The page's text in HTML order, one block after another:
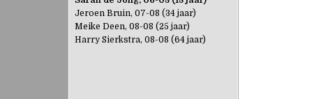
Jeroen Bruin, 07-08 (34 jaar)
Meike Deen, 08-08 (25 jaar)
Harry Sierkstra, 08-08 (64 jaar)